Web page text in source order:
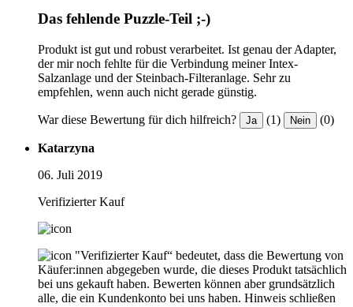
Das fehlende Puzzle-Teil ;-)
Produkt ist gut und robust verarbeitet. Ist genau der Adapter,
der mir noch fehlte für die Verbindung meiner Intex-
Salzanlage und der Steinbach-Filteranlage. Sehr zu
empfehlen, wenn auch nicht gerade günstig.
War diese Bewertung für dich hilfreich? Ja (1) Nein (0)
Katarzyna
06. Juli 2019
Verifizierter Kauf
"Verifizierter Kauf“ bedeutet, dass die Bewertung von
Käufer:innen abgegeben wurde, die dieses Produkt tatsächlich
bei uns gekauft haben. Bewerten können aber grundsätzlich
alle, die ein Kundenkonto bei uns haben. Hinweis schließen